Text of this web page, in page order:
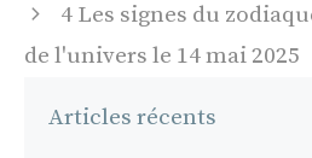
4 Les signes du
de l'univers le 14 mai 2025
Articles récents